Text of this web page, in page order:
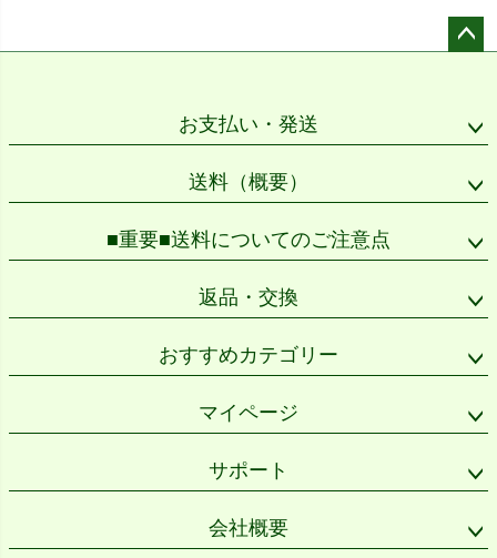
お支払い・発送
送料（概要）
■重要■送料についてのご注意点
返品・交換
おすすめカテゴリー
マイページ
サポート
会社概要